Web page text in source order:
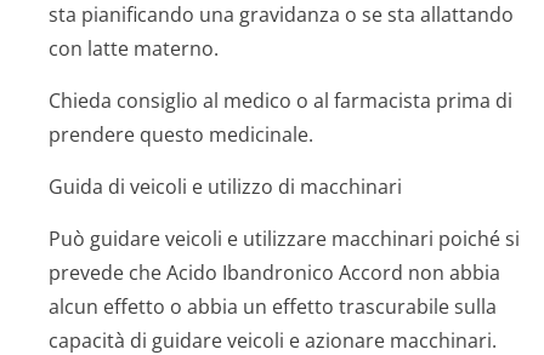
sta pianificando una gravidanza o se sta allattando
con latte materno.
Chieda consiglio al medico o al farmacista prima di
prendere questo medicinale.
Guida di veicoli e utilizzo di macchinari
Può guidare veicoli e utilizzare macchinari poiché si
prevede che Acido Ibandronico Accord non abbia
alcun effetto o abbia un effetto trascurabile sulla
capacità di guidare veicoli e azionare macchinari.